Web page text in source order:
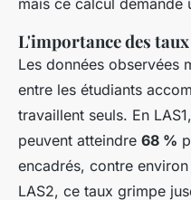
mais ce calcul demande
L'importance des
Les données observées
entre les étudiants
travaillent seuls. En
peuvent atteindre 68 %
encadrés, contre
LAS2, ce taux grimpe